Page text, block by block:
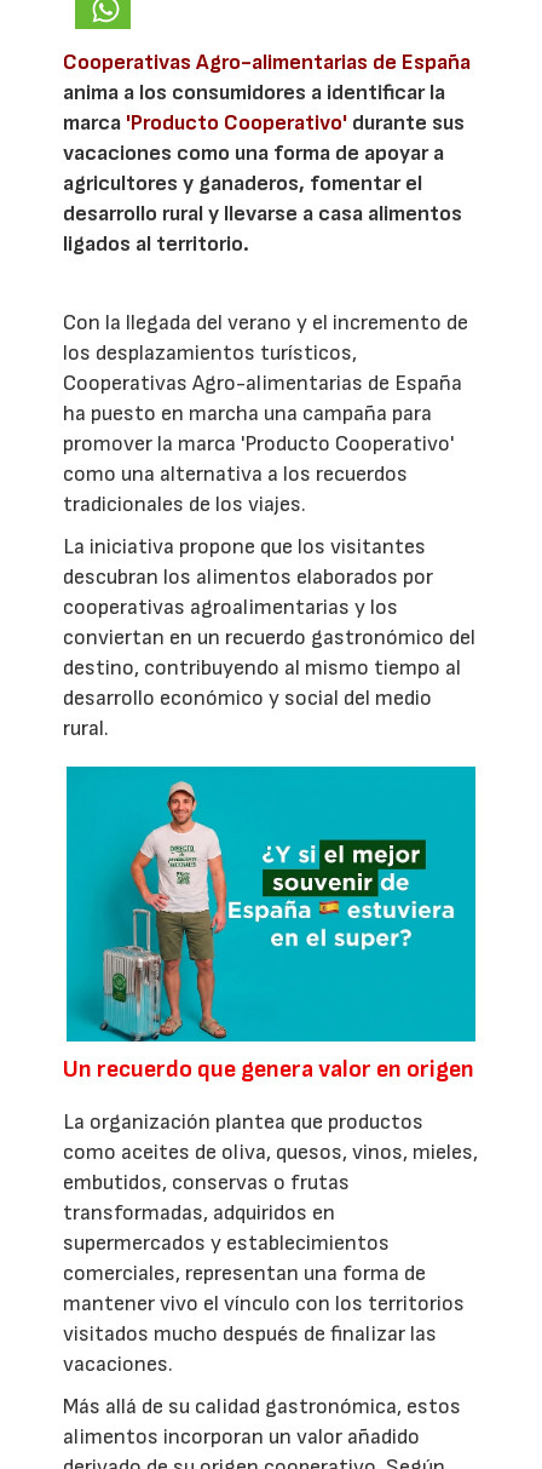
Cooperativas Agro-alimentarias de España
anima a los consumidores a identificar la
marca 'Producto Cooperativo' durante sus
vacaciones como una forma de apoyar a
agricultores y ganaderos, fomentar el
desarrollo rural y llevarse a casa alimentos
ligados al territorio.
Con la llegada del verano y el incremento de
los desplazamientos turísticos,
Cooperativas Agro-alimentarias de España
ha puesto en marcha una campaña para
promover la marca 'Producto Cooperativo'
como una alternativa a los recuerdos
tradicionales de los viajes.
La iniciativa propone que los visitantes
descubran los alimentos elaborados por
cooperativas agroalimentarias y los
conviertan en un recuerdo gastronómico del
destino, contribuyendo al mismo tiempo al
desarrollo económico y social del medio
rural.
Un recuerdo que genera valor en origen
La organización plantea que productos
como aceites de oliva, quesos, vinos, mieles,
embutidos, conservas o frutas
transformadas, adquiridos en
supermercados y establecimientos
comerciales, representan una forma de
mantener vivo el vínculo con los territorios
visitados mucho después de finalizar las
vacaciones.
Más allá de su calidad gastronómica, estos
alimentos incorporan un valor añadido